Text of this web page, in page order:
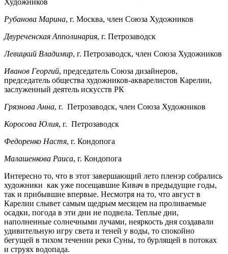
Рубанова Марина, г. Москва, член Союза Художников
Двуреченская Апполинария, г. Петрозаводск
Левицкий Владимир, г. Петрозаводск, член Союза Художников
Иванов Георгий, председатель Союза дизайнеров,
председатель общества художников-акварелистов Карелии,
заслуженный деятель искусств РК
Грязнова Анна, г. Петрозаводск, член Союза Художников
Коросова Юлия, г. Петрозаводск
Федоренко Настя, г. Кондопога
Малашенкова Раиса, г. Кондопога
Интересно то, что в этот завершающий лето пленэр собрались
художники как уже посещавшие Кивач в предыдущие годы,
так и прибывшие впервые. Несмотря на то, что август в
Карелии слывет самым щедрым месяцем на проливаемые
осадки, погода в эти дни не подвела. Теплые дни,
наполненные солнечными лучами, неяркость дня создавали
удивительную игру света и теней у воды, то спокойно
бегущей в тихом течении реки Суны, то бурлящей в потоках
и струях водопада.